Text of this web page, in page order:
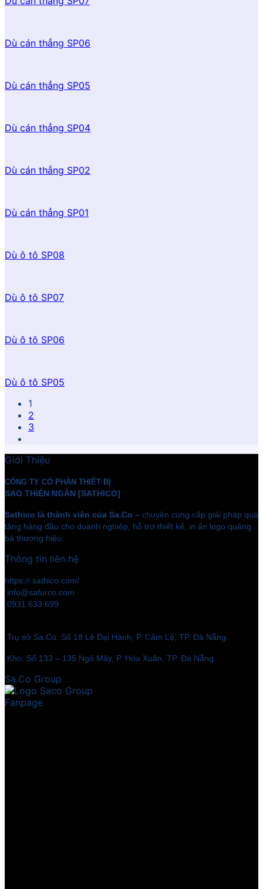
Dù cán thẳng SP06
Dù cán thẳng SP05
Dù cán thẳng SP04
Dù cán thẳng SP02
Dù cán thẳng SP01
Dù ô tô SP08
Dù ô tô SP07
Dù ô tô SP06
Dù ô tô SP05
1
2
3
Giới Thiệu
CÔNG TY CỔ PHẦN THIẾT BỊ
SAO THIÊN NGÂN [SATHICO]
Sathico là thành viên của Sa.Co – chuyên cung cấp giải pháp quà
tặng hàng đầu cho doanh nghiệp, hỗ trợ thiết kế, in ấn logo quảng
bá thương hiệu.
Thông tin liên hệ
https://.sathico.com/
info@safurco.com
0931 633 699
Trụ sở Sa.Co: Số 18 Lê Đại Hành, P. Cẩm Lệ, TP. Đà Nẵng.
Kho: Số 133 – 135 Ngô Mây, P. Hòa Xuân, TP. Đà Nẵng.
Sa.Co Group
Fanpage